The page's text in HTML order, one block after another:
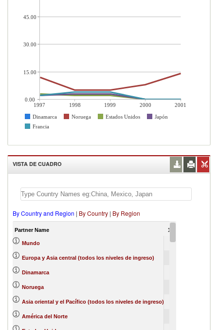
1997 1998 1999 2000
2001
Dinamarca
Noruega Estados Unidos
Japón
Francia
45.00
30.00
15.00
0.00
VISTA DE CUADRO
By Country and Region | By Country | By Region
Partner Name 1997
Mundo 100
Europa y Asia central (todos los niveles de ingreso)
Dinamarca
Noruega
Asia oriental y el Pacífico (todos los niveles de ingreso)
América del Norte